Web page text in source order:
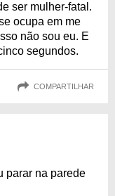
ser mulher-fatal.
ocupa em me
não sou eu. E
segundos.
COMPARTILHAR
parar na parede